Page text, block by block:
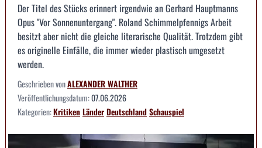
Der Titel des Stücks erinnert irgendwie an Gerhard Hauptmanns
Opus "Vor Sonnenuntergang". Roland Schimmelpfennigs Arbeit
besitzt aber nicht die gleiche literarische Qualität. Trotzdem gibt
es originelle Einfälle, die immer wieder plastisch umgesetzt
werden.
Geschrieben vonALEXANDER WALTHER
Veröffentlichungsdatum:07.06.2026
Kategorien:KritikenLänderDeutschlandSchauspiel